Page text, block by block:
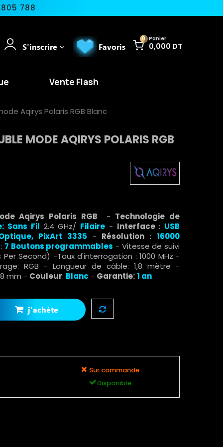
788
0 Panier
0,000 DT
Favoris
S'inscrire
Vente Flash
Aqirys Polaris RGB Blanc
MODE AQIRYS POLARIS RGB
Aqirys Polaris RGB - Technologie de
Sans Fil 2.4 GHz/ Filaire - Interface: USB
PixArt 3335 - Résolution :16000
: 7 Boutons programmables - Vitesse de suivi
Per Second) -Taux d'interrogation : 1000 MHz -
RGB - Longueur de câble: 1,8 mètre -
mm - Couleur: Blanc - Garantie:1 an
j'achète
Sur commande
Disponible